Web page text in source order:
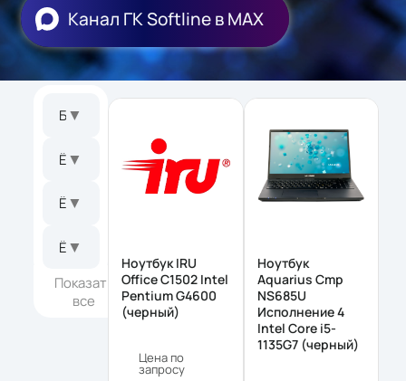
Канал ГК Softline в МАХ
Бренд
▼
Ёмкость дискретной видеопамяти
▼
Ёмкость модуля памяти
▼
Ёмкость накопителя
▼
Показать
все
Ноутбук IRU
Office С1502 Intel
Pentium G4600
(черный)
Цена по
запросу
Ноутбук
Aquarius Cmp
NS685U
Исполнение 4
Intel Core i5-
1135G7 (черный)